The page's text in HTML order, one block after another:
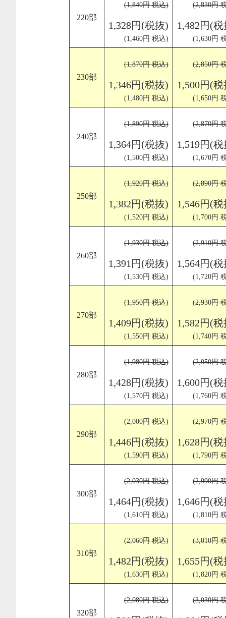
220部
(1,840円 税込)
1,328円(税抜)
(1,460円 税込)
(2,830円
1,482円(
(1,630円
230部
(1,870円 税込)
1,346円(税抜)
(1,480円 税込)
(2,850円
1,500円(
(1,650円
240部
(1,890円 税込)
1,364円(税抜)
(1,500円 税込)
(2,870円
1,519円(
(1,670円
250部
(1,920円 税込)
1,382円(税抜)
(1,520円 税込)
(2,890円
1,546円(
(1,700円
260部
(1,930円 税込)
1,391円(税抜)
(1,530円 税込)
(2,910円
1,564円(
(1,720円
270部
(1,950円 税込)
1,409円(税抜)
(1,550円 税込)
(2,930円
1,582円(
(1,740円
280部
(1,980円 税込)
1,428円(税抜)
(1,570円 税込)
(2,950円
1,600円(
(1,760円
290部
(2,000円 税込)
1,446円(税抜)
(1,590円 税込)
(2,970円
1,628円(
(1,790円
300部
(2,030円 税込)
1,464円(税抜)
(1,610円 税込)
(2,990円
1,646円(
(1,810円
310部
(2,060円 税込)
1,482円(税抜)
(1,630円 税込)
(3,010円
1,655円(
(1,820円
320部
(2,080円 税込) (3,030円